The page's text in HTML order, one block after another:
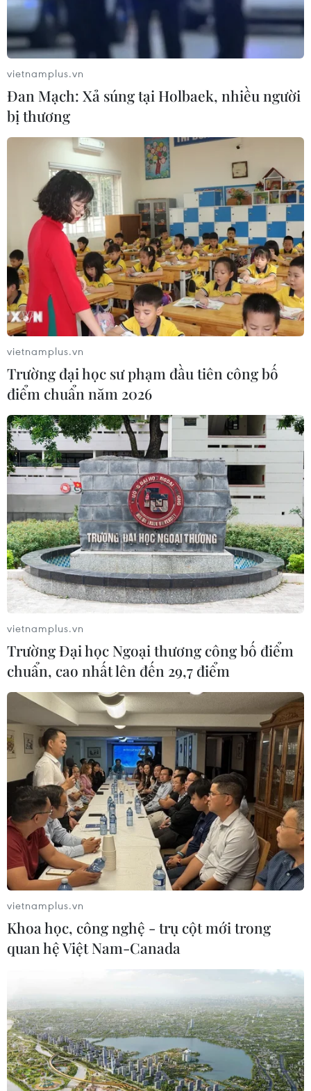
#Ô tô. Ngày Nhà giáo Việt Nam 20/11
#Tin hot #Tin nóng
#Tin mới nhận
#Vietnamplus
Nga
Theo dõi VietnamPlus
TIN LIÊN QUAN
Thủ tướng Nguyễn Xuân Phúc chúc mừng
các Nhà giáo nhân dịp 20/11
Ngày 20/11, Thủ tướng Nguyễn Xuân Phúc đã tới thăm
và chúc mừng một số Nhà giáo Nhân dân và những
người đã có đóng góp to lớn vào sự nghiệp giáo dục
của nước nhà.
Chủ tịch nước gửi lẵng hoa chúc mừng các
nhà giáo lão thành
20/11/2017 12:06
Chủ tịch nước Trần Đại Quang đã gửi lẵng hoa chúc
mừng hai nhà giáo lão thành ở tuổi bách niên là giáo
sư Vũ Khiêu và nghệ sỹ dương cầm Thái Thị Liên.
vietnamplus.vn
Đan Mạch: Xả súng tại Holbaek, nhiều người
bị thương
vietnamplus.vn
Trường đại học sư phạm đầu tiên công bố
điểm chuẩn năm 2026
vietnamplus.vn
Trường Đại học Ngoại thương công bố điểm
chuẩn, cao nhất lên đến 29,7 điểm
vietnamplus.vn
Khoa học, công nghệ - trụ cột mới trong
quan hệ Việt Nam-Canada